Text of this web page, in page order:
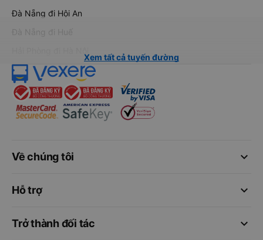
Đà Nẵng đi Hội An
Đà Nẵng đi Huế
Xem tất cả tuyến đường
keyboard_arrow_down
Về chúng tôi
keyboard_arrow_down
Hỗ trợ
keyboard_arrow_down
Trở thành đối tác